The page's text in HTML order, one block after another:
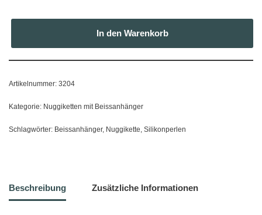
In den Warenkorb
Artikelnummer: 3204
Kategorie: Nuggiketten mit Beissanhänger
Schlagwörter: Beissanhänger, Nuggikette, Silikonperlen
Beschreibung Zusätzliche Informationen